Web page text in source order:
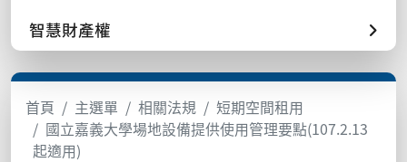
智慧財產權
首頁 主選單 相關法規
短期空間租用
國立嘉義大學場地設備提供使用管理要點(107.2.13
起適用)